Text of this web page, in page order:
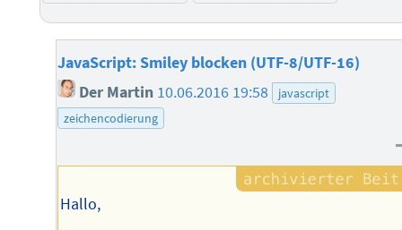
JavaScript: Smiley blocken (UTF-8/UTF-16)
Der Martin 10.06.2016 19:58
javascript
zeichencodierung
Hallo,